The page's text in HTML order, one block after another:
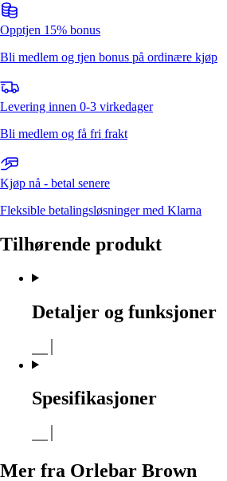
Opptjen 15% bonus
Bli medlem og tjen bonus på ordinære kjøp
Levering innen 0-3 virkedager
Bli medlem og få fri frakt
Kjøp nå - betal senere
Fleksible betalingsløsninger med Klarna
Tilhørende produkt
Detaljer og funksjoner
Spesifikasjoner
Mer fra Orlebar Brown